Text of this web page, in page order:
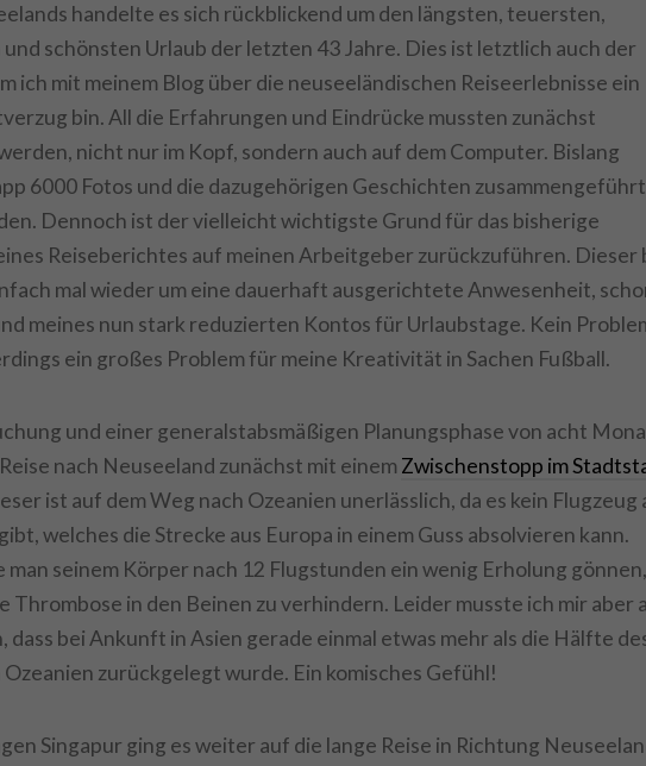
handelte es sich rückblickend um den längsten, teuersten,
schönsten Urlaub der letzten 43 Jahre. Dies ist letztlich auch der
ich mit meinem Blog über die neuseeländischen Reiseerlebnisse ein
bin. All die Erfahrungen und Eindrücke mussten zunächst
nicht nur im Kopf, sondern auch auf dem Computer. Bislang
6000 Fotos und die dazugehörigen Geschichten
Dennoch ist der vielleicht wichtigste Grund für das bisherige
Reiseberichtes auf meinen Arbeitgeber zurückzuführen. Dieser
mal wieder um eine dauerhaft ausgerichtete Anwesenheit,
meines nun stark reduzierten Kontos für Urlaubstage. Kein
ein großes Problem für meine Kreativität in Sachen Fußball.
und einer generalstabsmäßigen Planungsphase von acht
nach Neuseeland zunächst mit einem Zwischenstopp im
ist auf dem Weg nach Ozeanien unerlässlich, da es kein Flugzeug
welches die Strecke aus Europa in einem Guss absolvieren kann.
man seinem Körper nach 12 Flugstunden ein wenig Erholung gönnen,
Thrombose in den Beinen zu verhindern. Leider musste ich mir aber
dass bei Ankunft in Asien gerade einmal etwas mehr als die Hälfte
zurückgelegt wurde. Ein komisches Gefühl!
Singapur ging es weiter auf die lange Reise in Richtung